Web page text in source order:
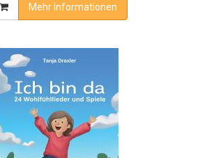
Mehr Informationen